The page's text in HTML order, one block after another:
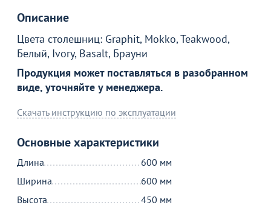
Описание
Цвета столешниц: Graphit, Mokko, Teakwood,
Белый, Ivory, Basalt, Брауни
Продукция может поставляться в разобранном
виде, уточняйте у менеджера.
Скачать инструкцию по эксплуатации
Основные характеристики
Длина
600 мм
Ширина
600 мм
Высота
450 мм
Товар в корзине
Стол журнальный круглый MAGIC 600
от 8 290 ₽
В корзине
С этим товаром покупают